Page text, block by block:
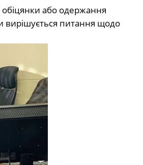
або одержання
вирішується питання щодо